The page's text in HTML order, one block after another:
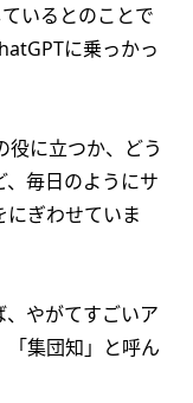
いるとのことで
に乗っかっ
役に立つか、どう
毎日のようにサ
ぎわせていま
やがてすごいア
「集団知」と呼ん